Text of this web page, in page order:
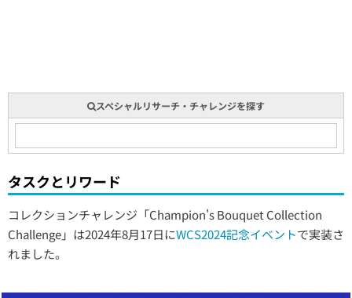
スペシャルリサーチ・チャレンジを探す
タスクとリワード
コレクションチャレンジ「Champion's Bouquet Collection
Challenge」は2024年8月17日にWCS2024記念イベントで実装さ
れました。